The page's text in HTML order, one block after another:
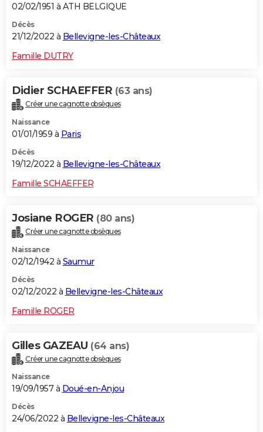
02/02/1951 à ATH BELGIQUE
Décès
21/12/2022 à Bellevigne-les-Châteaux
Famille DUTRY
Didier SCHAEFFER (63 ans)
Créer une cagnotte obsèques
Naissance
01/01/1959 à Paris
Décès
19/12/2022 à Bellevigne-les-Châteaux
Famille SCHAEFFER
Josiane ROGER (80 ans)
Créer une cagnotte obsèques
Naissance
02/12/1942 à Saumur
Décès
02/12/2022 à Bellevigne-les-Châteaux
Famille ROGER
Gilles GAZEAU (64 ans)
Créer une cagnotte obsèques
Naissance
19/09/1957 à Doué-en-Anjou
Décès
24/06/2022 à Bellevigne-les-Châteaux